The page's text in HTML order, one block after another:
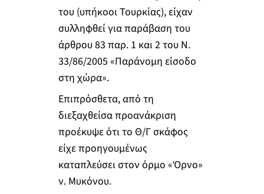
του (υπήκοοι Τουρκίας), είχαν
συλληφθεί για παράβαση του
άρθρου 83 παρ. 1 και 2 του Ν.
33/86/2005 «Παράνομη είσοδο
στη χώρα».
Επιπρόσθετα, από τη
διεξαχθείσα προανάκριση
προέκυψε ότι το Θ/Γ σκάφος
είχε προηγουμένως
καταπλεύσει στον όρμο «Όρνο»
ν. Μυκόνου.